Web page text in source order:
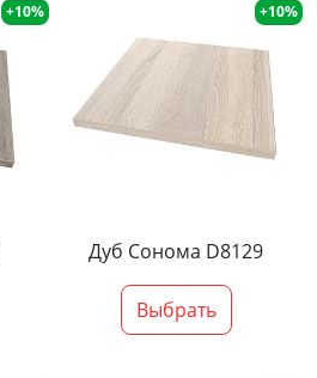
+10% +10%
Дуб Сонома D8129
Выбрать